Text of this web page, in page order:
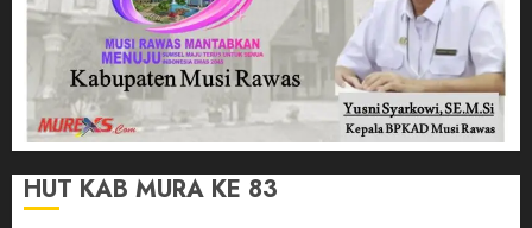
HUT KAB MURA KE 83